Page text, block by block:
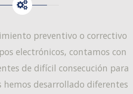
preventivo o correctivo
electrónicos, contamos con
de difícil consecución para
hemos desarrollado diferentes